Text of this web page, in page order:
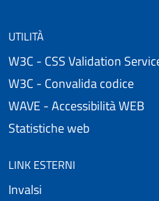
UTILITÀ
W3C - CSS Validation
W3C - Convalida codice
WAVE - Accessibilità WEB
Statistiche web
LINK ESTERNI
Invalsi